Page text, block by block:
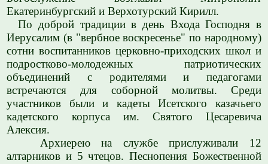
Екатеринбургский и Верхотурский Кирилл.
По доброй традиции в день Входа Господня в
Иерусалим (в "вербное воскресенье" по народному)
сотни воспитанников церковно-приходских школ и
подростково-молодежных патриотических
объединений с родителями и педагогами
встречаются для соборной молитвы. Среди
участников были и кадеты Исетского казачьего
кадетского корпуса им. Святого Цесаревича
Алексия.
Архиерею на службе прислуживали 12
алтарников и 5 чтецов. Песнопения Божественной